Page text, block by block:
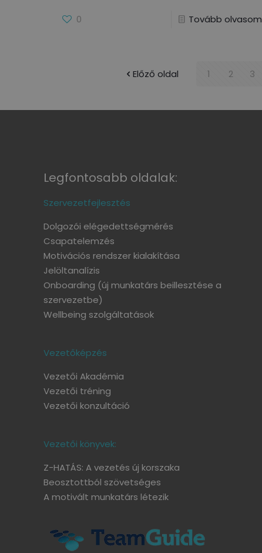
0 Tovább olvasom
Előző oldal 1 2 3
Legfontosabb oldalak:
Szervezetfejlesztés
Dolgozói elégedettségmérés
Csapatelemzés
Motivációs rendszer kialakítása
Jelöltanalízis
Onboarding (új munkatárs beillesztése a
szervezetbe)
Wellbeing szolgáltatások
Vezetőképzés
Vezetői Akadémia
Vezetői tréning
Vezetői konzultáció
Vezetői könyvek:
Z-HATÁS: A vezetés új korszaka
Beosztottból szövetséges
A motivált munkatárs létezik